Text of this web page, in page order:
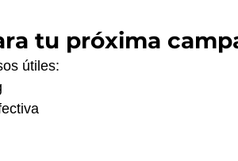
tu próxima
útiles: